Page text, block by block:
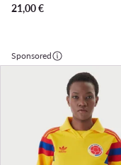
21,00€
Sponsored